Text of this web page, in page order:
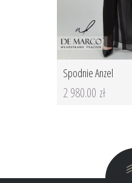
Spodnie Anzel
2 980.00 zł